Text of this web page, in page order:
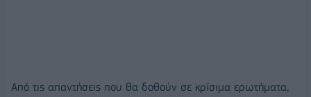
Από τις απαντήσεις που θα δοθούν σε κρίσιμα ερωτήματα,